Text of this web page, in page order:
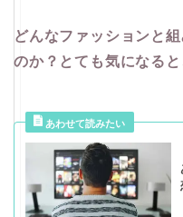
どんなファッションと
のか？とても気になると